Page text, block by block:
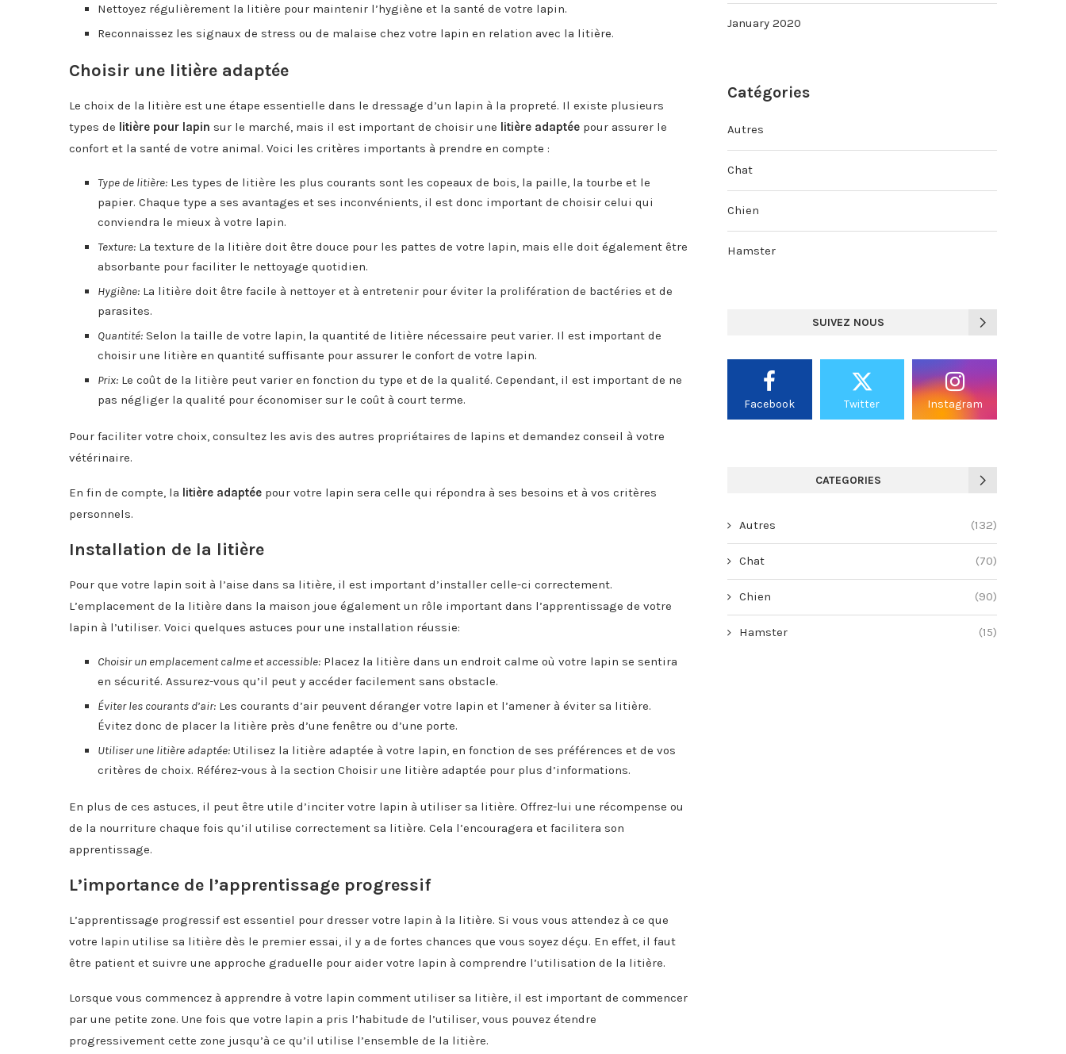
Nettoyez régulièrement la litière pour maintenir l’hygiène et la santé de votre lapin.
Reconnaissez les signaux de stress ou de malaise chez votre lapin en relation avec la litière.
Choisir une litière adaptée
Le choix de la litière est une étape essentielle dans le dressage d’un lapin à la propreté. Il existe plusieurs
types de litière pour lapin sur le marché, mais il est important de choisir une litière adaptée pour assurer le
confort et la santé de votre animal. Voici les critères importants à prendre en compte :
Type de litière: Les types de litière les plus courants sont les copeaux de bois, la paille, la tourbe et le
papier. Chaque type a ses avantages et ses inconvénients, il est donc important de choisir celui qui
conviendra le mieux à votre lapin.
Texture: La texture de la litière doit être douce pour les pattes de votre lapin, mais elle doit également être
absorbante pour faciliter le nettoyage quotidien.
Hygiène: La litière doit être facile à nettoyer et à entretenir pour éviter la prolifération de bactéries et de
parasites.
Quantité: Selon la taille de votre lapin, la quantité de litière nécessaire peut varier. Il est important de
choisir une litière en quantité suffisante pour assurer le confort de votre lapin.
Prix: Le coût de la litière peut varier en fonction du type et de la qualité. Cependant, il est important de ne
pas négliger la qualité pour économiser sur le coût à court terme.
Pour faciliter votre choix, consultez les avis des autres propriétaires de lapins et demandez conseil à votre
vétérinaire.
En fin de compte, la litière adaptée pour votre lapin sera celle qui répondra à ses besoins et à vos critères
personnels.
Installation de la litière
Pour que votre lapin soit à l’aise dans sa litière, il est important d’installer celle-ci correctement.
L’emplacement de la litière dans la maison joue également un rôle important dans l’apprentissage de votre
lapin à l’utiliser. Voici quelques astuces pour une installation réussie:
Choisir un emplacement calme et accessible: Placez la litière dans un endroit calme où votre lapin se sentira
en sécurité. Assurez-vous qu’il peut y accéder facilement sans obstacle.
Éviter les courants d’air: Les courants d’air peuvent déranger votre lapin et l’amener à éviter sa litière.
Évitez donc de placer la litière près d’une fenêtre ou d’une porte.
Utiliser une litière adaptée: Utilisez la litière adaptée à votre lapin, en fonction de ses préférences et de vos
critères de choix. Référez-vous à la section Choisir une litière adaptée pour plus d’informations.
En plus de ces astuces, il peut être utile d’inciter votre lapin à utiliser sa litière. Offrez-lui une récompense ou
de la nourriture chaque fois qu’il utilise correctement sa litière. Cela l’encouragera et facilitera son
apprentissage.
L’importance de l’apprentissage progressif
L’apprentissage progressif est essentiel pour dresser votre lapin à la litière. Si vous vous attendez à ce que
votre lapin utilise sa litière dès le premier essai, il y a de fortes chances que vous soyez déçu. En effet, il faut
être patient et suivre une approche graduelle pour aider votre lapin à comprendre l’utilisation de la litière.
Lorsque vous commencez à apprendre à votre lapin comment utiliser sa litière, il est important de commencer
par une petite zone. Une fois que votre lapin a pris l’habitude de l’utiliser, vous pouvez étendre
progressivement cette zone jusqu’à ce qu’il utilise l’ensemble de la litière.
January 2020
Catégories
Autres
Chat
Chien
Hamster
SUIVEZ NOUS
Facebook Twitter Instagram
CATEGORIES
Autres (132)
Chat (70)
Chien (90)
Hamster (15)